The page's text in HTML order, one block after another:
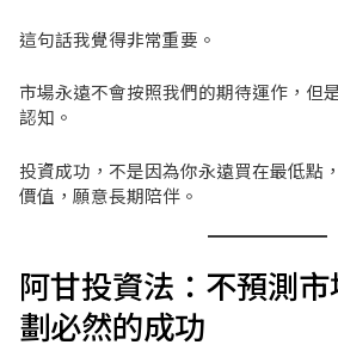
這句話我覺得非常重要。
市場永遠不會按照我們的期待運作，但
認知。
投資成功，不是因為你永遠買在最低點
價值，願意長期陪伴。
阿甘投資法：不預測
劃必然的成功